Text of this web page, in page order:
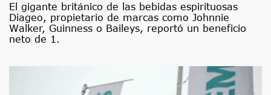
El gigante británico de las bebidas espirituosas
Diageo, propietario de marcas como Johnnie
Walker, Guinness o Baileys, reportó un beneficio
neto de 1.